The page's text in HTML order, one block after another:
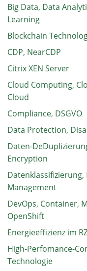
Big Data, Data
Learning
Blockchain
CDP, NearCDP
Citrix XEN Server
Cloud Computing,
Cloud
Compliance, DSGVO
Data Protection,
Daten-
Encryption
Management
DevOps, Container,
OpenShift
Energieeffizienz im
High-Perfomance-
Technologie